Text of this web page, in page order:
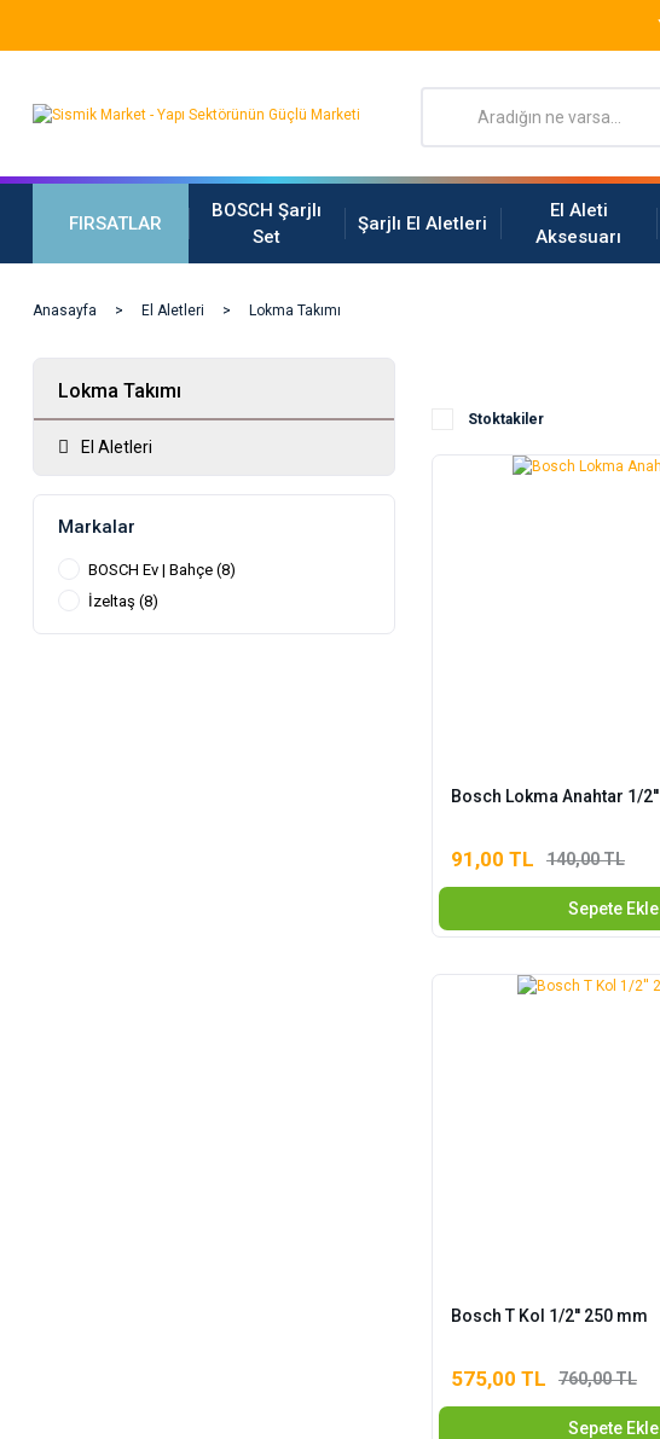
FIRSATLAR
BOSCH Şarjlı
Set
Şarjlı El Aletleri
El Aleti
Aksesuarı
Anasayfa El Aletleri Lokma Takımı
Lokma Takımı
El Aletleri
Markalar
BOSCH Ev | Bahçe (8)
İzeltaş (8)
Stoktakiler
Bosch Lokma Anahtar 1/2''
91,00 TL 140,00 TL
Sepete Ekle
Bosch T Kol 1/2'' 250 mm
575,00 TL 760,00 TL
Sepete Ekle